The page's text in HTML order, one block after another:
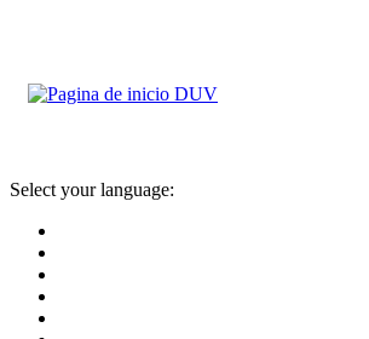
Select your language: